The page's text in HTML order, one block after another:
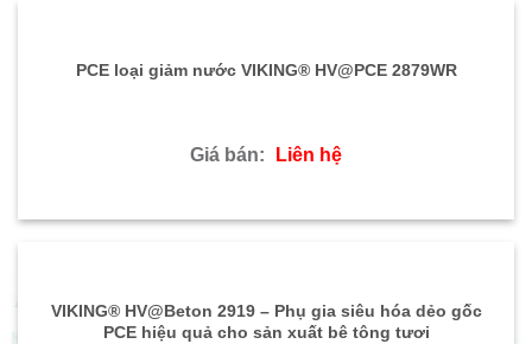
PCE loại giảm nước VIKING® HV@PCE 2879WR
Giá bán: Liên hệ
VIKING® HV@Beton 2919 – Phụ gia siêu hóa dẻo gốc
PCE hiệu quả cho sản xuất bê tông tươi